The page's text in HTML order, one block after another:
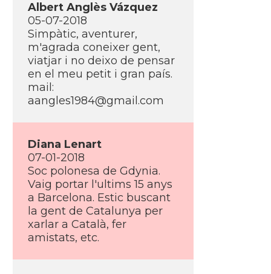
Albert Anglès Vázquez
05-07-2018
Simpàtic, aventurer,
m'agrada coneixer gent,
viatjar i no deixo de pensar
en el meu petit i gran paí­s.
mail:
aangles1984@gmail.com
Diana Lenart
07-01-2018
Soc polonesa de Gdynia.
Vaig portar l'ultims 15 anys
a Barcelona. Estic buscant
la gent de Catalunya per
xarlar a Català, fer
amistats, etc.